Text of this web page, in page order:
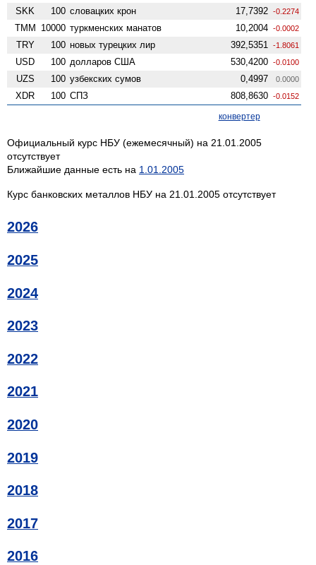
SKK 100 словацких крон 17,7392 -0.2274
TMM 10000 туркменских манатов 10,2004 -0.0002
TRY 100 новых турецких лир 392,5351 -1.8061
USD 100 долларов США 530,4200 -0.0100
UZS 100 узбекских сумов 0,4997 0.0000
XDR 100 СПЗ 808,8630 -0.0152
конвертер
Официальный курс НБУ (ежемесячный) на 21.01.2005
отсутствует
Ближайшие данные есть на 1.01.2005
Курс банковских металлов НБУ на 21.01.2005 отсутствует
2026
2025
2024
2023
2022
2021
2020
2019
2018
2017
2016